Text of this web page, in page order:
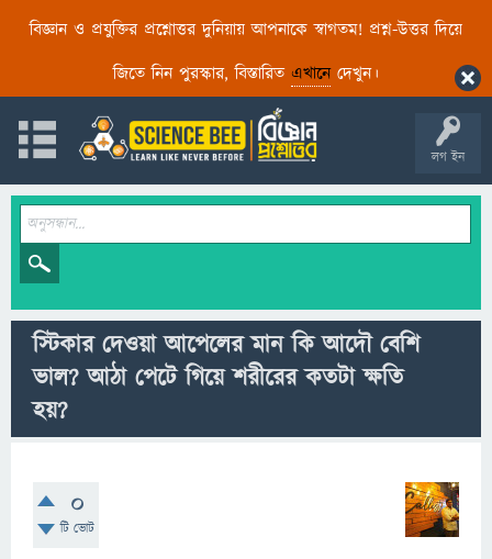
বিজ্ঞান ও প্রযুক্তির প্রশ্নোত্তর দুনিয়ায় আপনাকে স্বাগতম! প্রশ্ন-উত্তর দিয়ে
জিতে নিন পুরস্কার, বিস্তারিত এখানেদেখুন।
লগ ইন
স্টিকার দেওয়া আপেলের মান কি আদৌ বেশি
ভাল? আঠা পেটে গিয়ে শরীরের কতটা ক্ষতি
হয়?
0
টি ভোট